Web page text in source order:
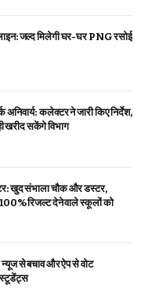
जल्द मिलेगी घर-घर PNG रसोई
अनिवार्य: कलेक्टर ने जारी किए निर्देश,
खरीद सकेंगे विभाग
खुद संभाला चौक और डस्टर,
रिजल्ट देने वाले स्कूलों को
से बचाव और ऐप से वोट
स्टूडेंट्स